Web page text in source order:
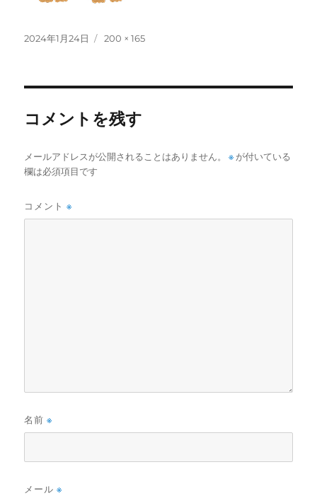
投
2024年1月24日
フ
200 × 165
コメントを残す
メールアドレスが公開されることはありません。 ※ が付いている
欄は必須項目です
コメント※
名前※
メール※